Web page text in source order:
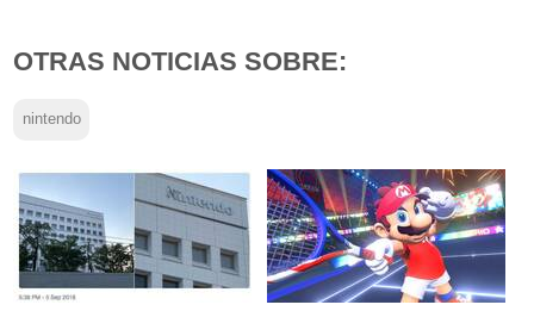
OTRAS NOTICIAS SOBRE:
nintendo